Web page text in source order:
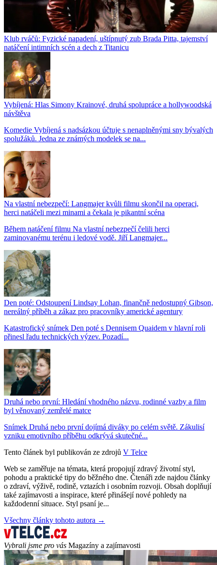
Klub rváčů: Fyzické napadení, uštípnutý zub Brada Pitta, tajemství
natáčení intimních scén a dech z Titanicu
Vybíjená: Hlas Simony Krainové, druhá spolupráce a hollywoodská
návštěva
Komedie Vybíjená s nadsázkou účtuje s nenaplněnými sny bývalých
spolužáků. Jedna ze známých modelek se na...
Na vlastní nebezpečí: Langmajer kvůli filmu skončil na operaci,
herci natáčeli mezi minami a čekala je pikantní scéna
Během natáčení filmu Na vlastní nebezpečí čelili herci
zaminovanému terénu i ledové vodě. Jiří Langmajer...
Den poté: Odstoupení Lindsay Lohan, finančně nedostupný Gibson,
nereálný příběh a zákaz pro pracovníky americké agentury
Katastrofický snímek Den poté s Dennisem Quaidem v hlavní roli
přinesl řadu technických výzev. Pozadí...
Druhá nebo první: Hledání vhodného názvu, rodinné vazby a film
byl věnovaný zemřelé matce
Snímek Druhá nebo první dojímá diváky po celém světě. Zákulisí
vzniku emotivního příběhu odkrývá skutečné...
Tento článek byl publikován ze zdrojů V Telce
Web se zaměřuje na témata, která propojují zdravý životní styl,
pohodu a praktické tipy do běžného dne. Čtenáři zde najdou články
o zdraví, výživě, rodině, vztazích i osobním rozvoji. Obsah doplňují
také zajímavosti a inspirace, které přinášejí nové pohledy na
každodenní situace. Styl psaní je...
Všechny články tohoto autora →
Vybrali jsme pro vás Magazíny a zajímavosti